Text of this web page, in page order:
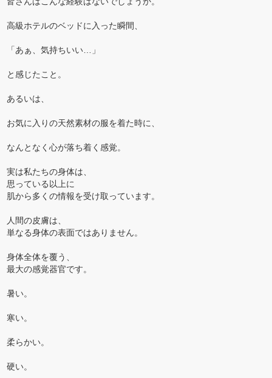
高級ホテルのベッドに入った瞬間、
「あぁ、気持ちいい…」
と感じたこと。
あるいは、
お気に入りの天然素材の服を着た時に、
なんとなく心が落ち着く感覚。
実は私たちの身体は、
思っている以上に
肌から多くの情報を受け取っています。
人間の皮膚は、
単なる身体の表面ではありません。
身体全体を覆う、
最大の感覚器官です。
暑い。
寒い。
柔らかい。
硬い。